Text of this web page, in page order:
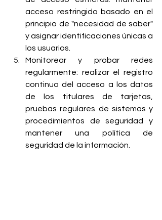
acceso restringido basado en el
principio de "necesidad de saber"
y asignar identificaciones únicas a
los usuarios.
Monitorear y probar redes
regularmente: realizar el registro
continuo del acceso a los datos
de los titulares de tarjetas,
pruebas regulares de sistemas y
procedimientos de seguridad y
mantener una política de
seguridad de la información.